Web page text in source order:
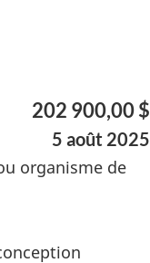
202 900,00 $
5 août 2025
organisme de